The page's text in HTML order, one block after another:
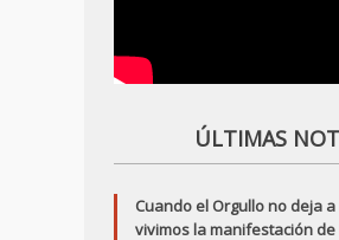
ÚLTIMAS
Cuando el Orgullo no deja
vivimos la manifestación